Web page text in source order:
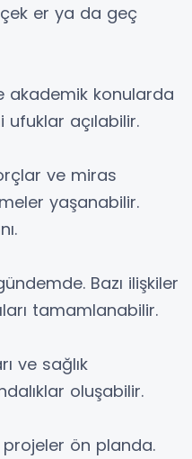
er ya da geç
akademik konularda
ufuklar açılabilir.
ve miras
yaşanabilir.
Bazı ilişkiler
tamamlanabilir.
ve sağlık
oluşabilir.
projeler ön planda.